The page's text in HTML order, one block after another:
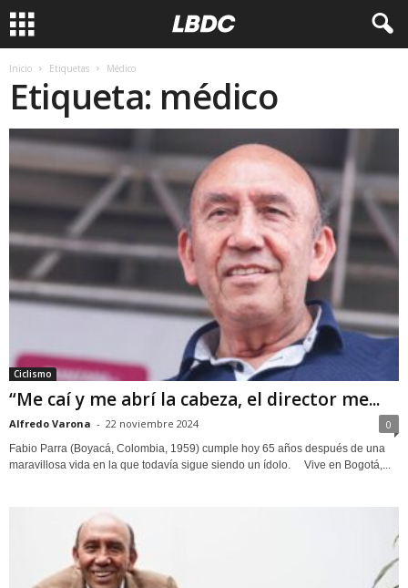
Inicio Etiquetas Médico
Etiqueta: médico
Ciclismo
“Me caí y me abrí la cabeza, el director me...
Alfredo Varona - 22 noviembre 2024 0
Fabio Parra (Boyacá, Colombia, 1959) cumple hoy 65 años después de una
maravillosa vida en la que todavía sigue siendo un ídolo. Vive en Bogotá,...